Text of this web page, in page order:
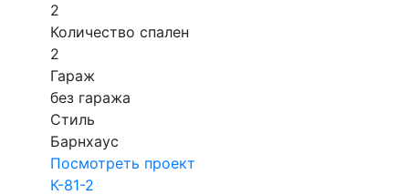
2
Количество спален
2
Гараж
без гаража
Стиль
Барнхаус
Посмотреть проект
К-81-2